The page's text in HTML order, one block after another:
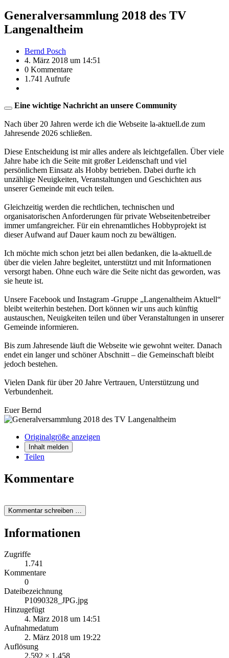
Generalversammlung 2018 des TV
Langenaltheim
Bernd Posch
4. März 2018 um 14:51
0 Kommentare
1.741 Aufrufe
Eine wichtige Nachricht an unsere Community
Nach über 20 Jahren werde ich die Webseite la-aktuell.de zum
Jahresende 2026 schließen.
Diese Entscheidung ist mir alles andere als leichtgefallen. Über viele
Jahre habe ich die Seite mit großer Leidenschaft und viel
persönlichem Einsatz als Hobby betrieben. Dabei durfte ich
unzählige Neuigkeiten, Veranstaltungen und Geschichten aus
unserer Gemeinde mit euch teilen.
Gleichzeitig werden die rechtlichen, technischen und
organisatorischen Anforderungen für private Webseitenbetreiber
immer umfangreicher. Für ein ehrenamtliches Hobbyprojekt ist
dieser Aufwand auf Dauer kaum noch zu bewältigen.
Ich möchte mich schon jetzt bei allen bedanken, die la-aktuell.de
über die vielen Jahre begleitet, unterstützt und mit Informationen
versorgt haben. Ohne euch wäre die Seite nicht das geworden, was
sie heute ist.
Unsere Facebook und Instagram -Gruppe „Langenaltheim Aktuell“
bleibt weiterhin bestehen. Dort können wir uns auch künftig
austauschen, Neuigkeiten teilen und über Veranstaltungen in unserer
Gemeinde informieren.
Bis zum Jahresende läuft die Webseite wie gewohnt weiter. Danach
endet ein langer und schöner Abschnitt – die Gemeinschaft bleibt
jedoch bestehen.
Vielen Dank für über 20 Jahre Vertrauen, Unterstützung und
Verbundenheit.
Euer Bernd
Originalgröße anzeigen
Inhalt melden
Teilen
Kommentare
Kommentar schreiben …
Informationen
Zugriffe
1.741
Kommentare
0
Dateibezeichnung
P1090328_JPG.jpg
Hinzugefügt
4. März 2018 um 14:51
Aufnahmedatum
2. März 2018 um 19:22
Auflösung
2.592 × 1.458